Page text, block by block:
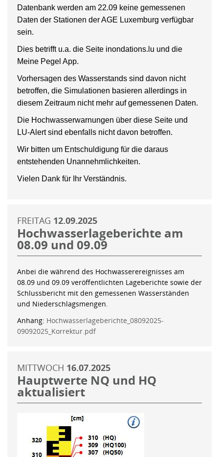
Datenbank werden am 22.09 keine gemessenen
Daten der Stationen der AGE Luxemburg verfügbar
sein.
Dies betrifft u.a. die Seite inondations.lu und die
Meine Pegel App.
Vorhersagen des Wasserstands sind davon nicht
betroffen, die Simulationen basieren allerdings in
diesem Zeitraum nicht mehr auf gemessenen Daten.
Die Hochwasserwarnungen über diese Seite und
LU-Alert sind ebenfalls nicht davon betroffen.
Wir bitten um Entschuldigung für die daraus
entstehenden Unannehmlichkeiten.
Vielen Dank für Ihr Verständnis.
FREITAG 12.09.2025
Hochwasserlageberichte am
08.09 und 09.09
Anbei die während des Hochwasserereignisses am
08.09 und 09.09 veröffentlichten Lageberichte sowie der
Schlussbericht mit den gemessenen Wasserständen
und Niederschlagsmengen.
Anhang: Hochwasserlageberichte_08092025-
09092025_Korrektur.pdf
MITTWOCH 16.07.2025
Hauptwerte NQ und HQ
aktualisiert